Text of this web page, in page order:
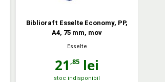
Biblioraft Esselte Economy, PP,
A4, 75 mm, mov
Esselte
21 ,85 lei
stoc indisponibil